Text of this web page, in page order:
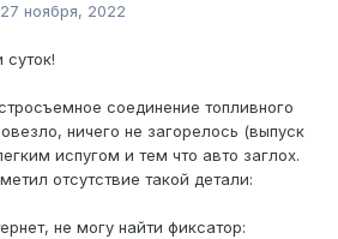
27 ноября, 2022
соединение топливного
ничего не загорелось (выпуск
испугом и тем что авто заглох.
отсутствие такой детали:
не могу найти фиксатор: